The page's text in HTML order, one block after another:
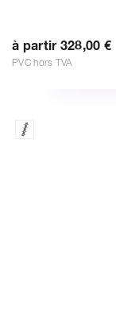
à partir 328,00 €
PVC hors TVA